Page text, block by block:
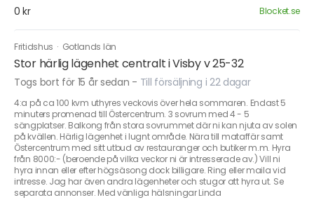
0 kr Blocket.se
Fritidshus · Gotlands län
Stor härlig lägenhet centralt i Visby v 25-32
Togs bort för 15 år sedan - Till försäljning i 22 dagar
4:a på ca 100 kvm uthyres veckovis över hela sommaren. Endast 5
minuters promenad till Östercentrum. 3 sovrum med 4 - 5
sängplatser. Balkong från stora sovrummet där ni kan njuta av solen
på kvällen. Härlig lägenhet i lugnt område. Nära till mataffär samt
Östercentrum med sitt utbud av restauranger och butiker m.m. Hyra
från 8000:- (beroende på vilka veckor ni är intresserade av.) Vill ni
hyra innan eller efter högsäsong dock billigare. Ring eller maila vid
intresse. Jag har även andra lägenheter och stugor att hyra ut. Se
separata annonser. Med vänliga hälsningar Linda